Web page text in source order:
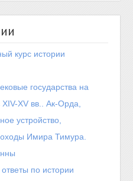
курс истории
государства на
XV вв.. Ак-Орда,
устройство,
Имира Тимура.
по истории